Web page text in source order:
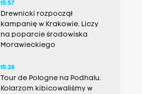
15:57
Drewnicki rozpoczął
kampanię w Krakowie. Liczy
na poparcie środowiska
Morawieckiego
15:28
Tour de Pologne na Podhalu.
Kolarzom kibicowaliśmy w